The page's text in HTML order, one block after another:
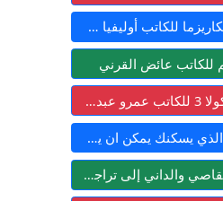
13- كتاب خرافة الكاريزما للكاتب أوليفيا فوكس كاباني
15- كتاب ارض زيكولا 3 للكاتب عمرو عبد الحميد
16- كتاب الوحش الذي يسكنك يمكن ان يكون لطيفا للكاتب إيناس سمير
17- كتاب إرشاد القاصي والداني إلى تراجم شيوخ الطبراني للكاتب نايف بن صلاح بن علي المنصوري أبو الطيب